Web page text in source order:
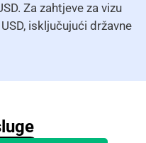
Za zahtjeve za vizu
isključujući državne